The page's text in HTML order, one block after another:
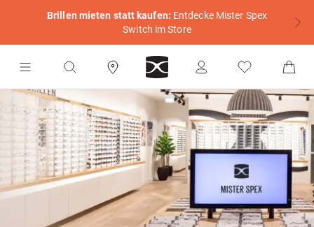
Brillen mieten statt kaufen: Entdecke Mister Spex
Switch im Store